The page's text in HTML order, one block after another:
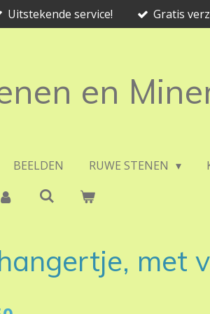
Uitstekende service! Gratis
en
BEELDEN RUWE STENEN
met